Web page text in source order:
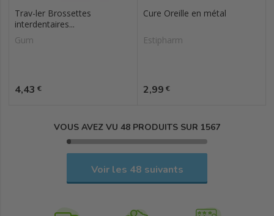
Trav-ler Brossettes
interdentaires...
Gum
Prix
4,43 €
Cure Oreille en métal
Estipharm
Prix
2,99 €
VOUS AVEZ VU 48 PRODUITS SUR 1567
Voir les 48 suivants